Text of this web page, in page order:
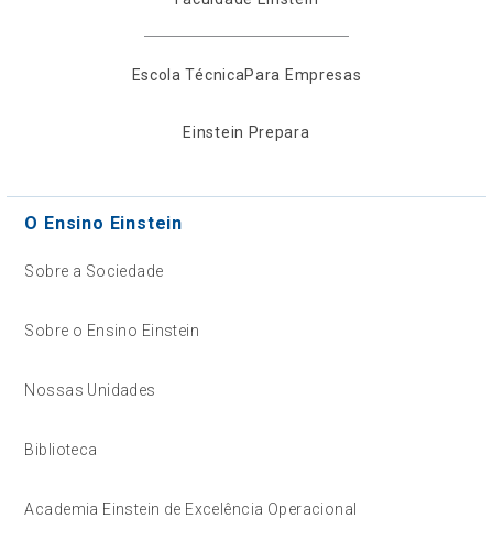
Escola TécnicaPara Empresas
Einstein Prepara
O Ensino Einstein
Sobre a Sociedade
Sobre o Ensino Einstein
Nossas Unidades
Biblioteca
Academia Einstein de Excelência Operacional